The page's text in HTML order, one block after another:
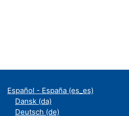
Español - España ‎(es_es)‎
Dansk ‎(da)‎
Deutsch ‎(de)‎